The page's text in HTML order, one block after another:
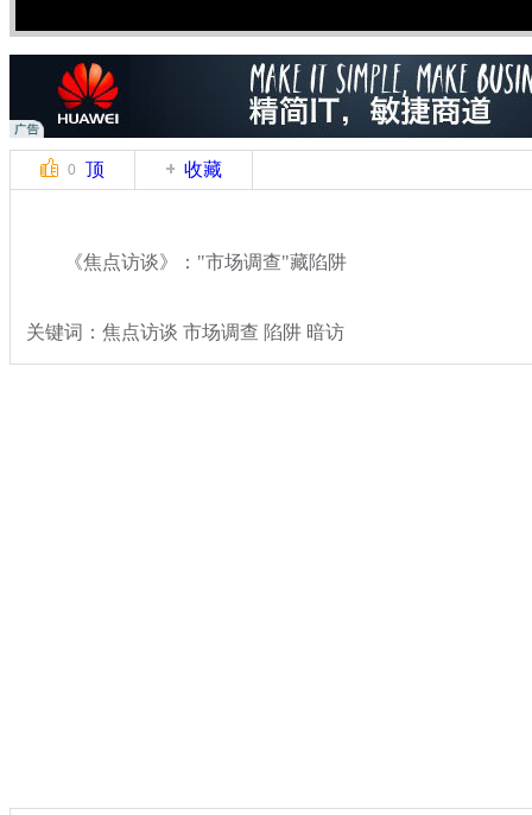
0 顶 收藏
《焦点访谈》："市场调查"藏陷阱
关键词：焦点访谈 市场调查 陷阱 暗访